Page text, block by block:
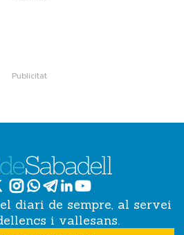
diari de sempre, al servei
i vallesans.